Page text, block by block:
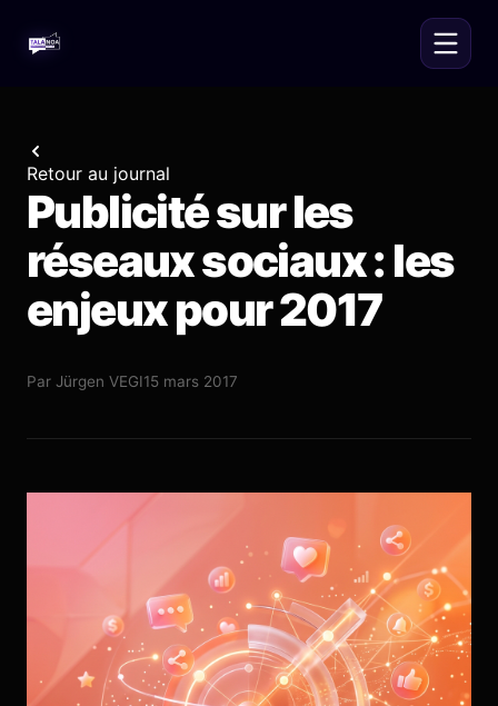
Retour au journal
Publicité sur les
réseaux sociaux : les
enjeux pour 2017
Par Jürgen VEGI15 mars 2017